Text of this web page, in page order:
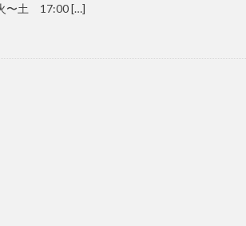
〜土 17:00 […]